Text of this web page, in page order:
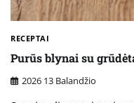
RECEPTAI
Purūs blynai su
2026 13 Balandžio